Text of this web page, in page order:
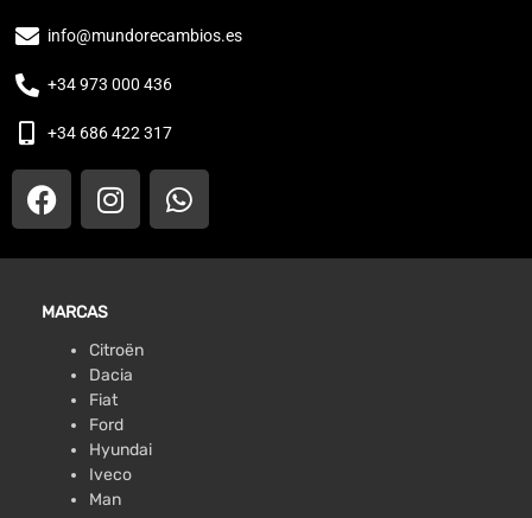
info@mundorecambios.es
+34 973 000 436
+34 686 422 317
MARCAS
Citroën
Dacia
Fiat
Ford
Hyundai
Iveco
Man